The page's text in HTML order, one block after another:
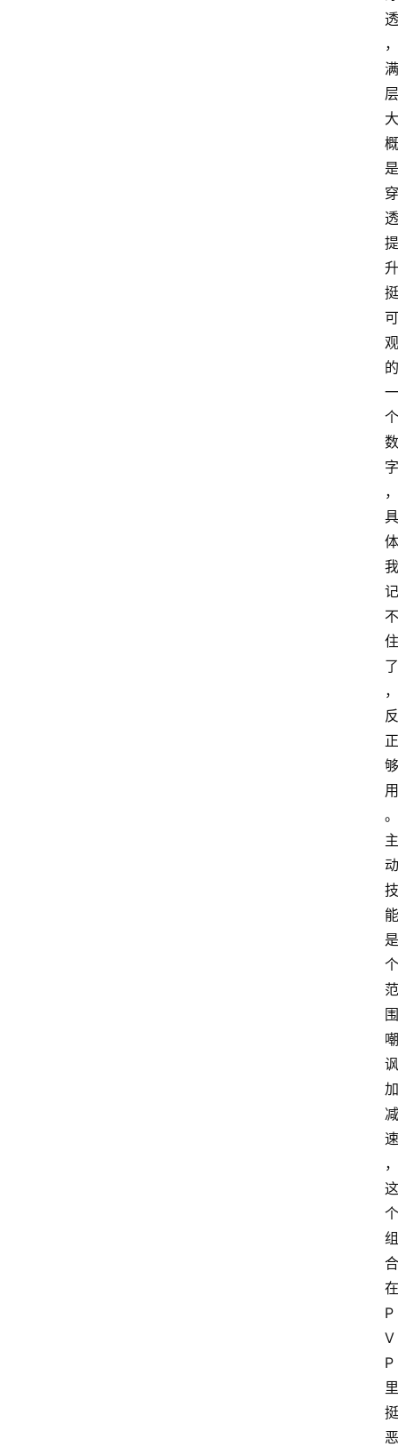
透
，
满
层
大
概
是
穿
透
提
升
挺
可
观
的
一
个
数
字
，
具
体
我
记
不
住
了
，
反
正
够
用
。
主
动
技
能
是
个
范
围
嘲
讽
加
减
速
，
这
个
组
合
在
P
V
P
里
挺
恶